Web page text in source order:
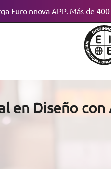
Euroinnova APP. Más de
en Diseño con